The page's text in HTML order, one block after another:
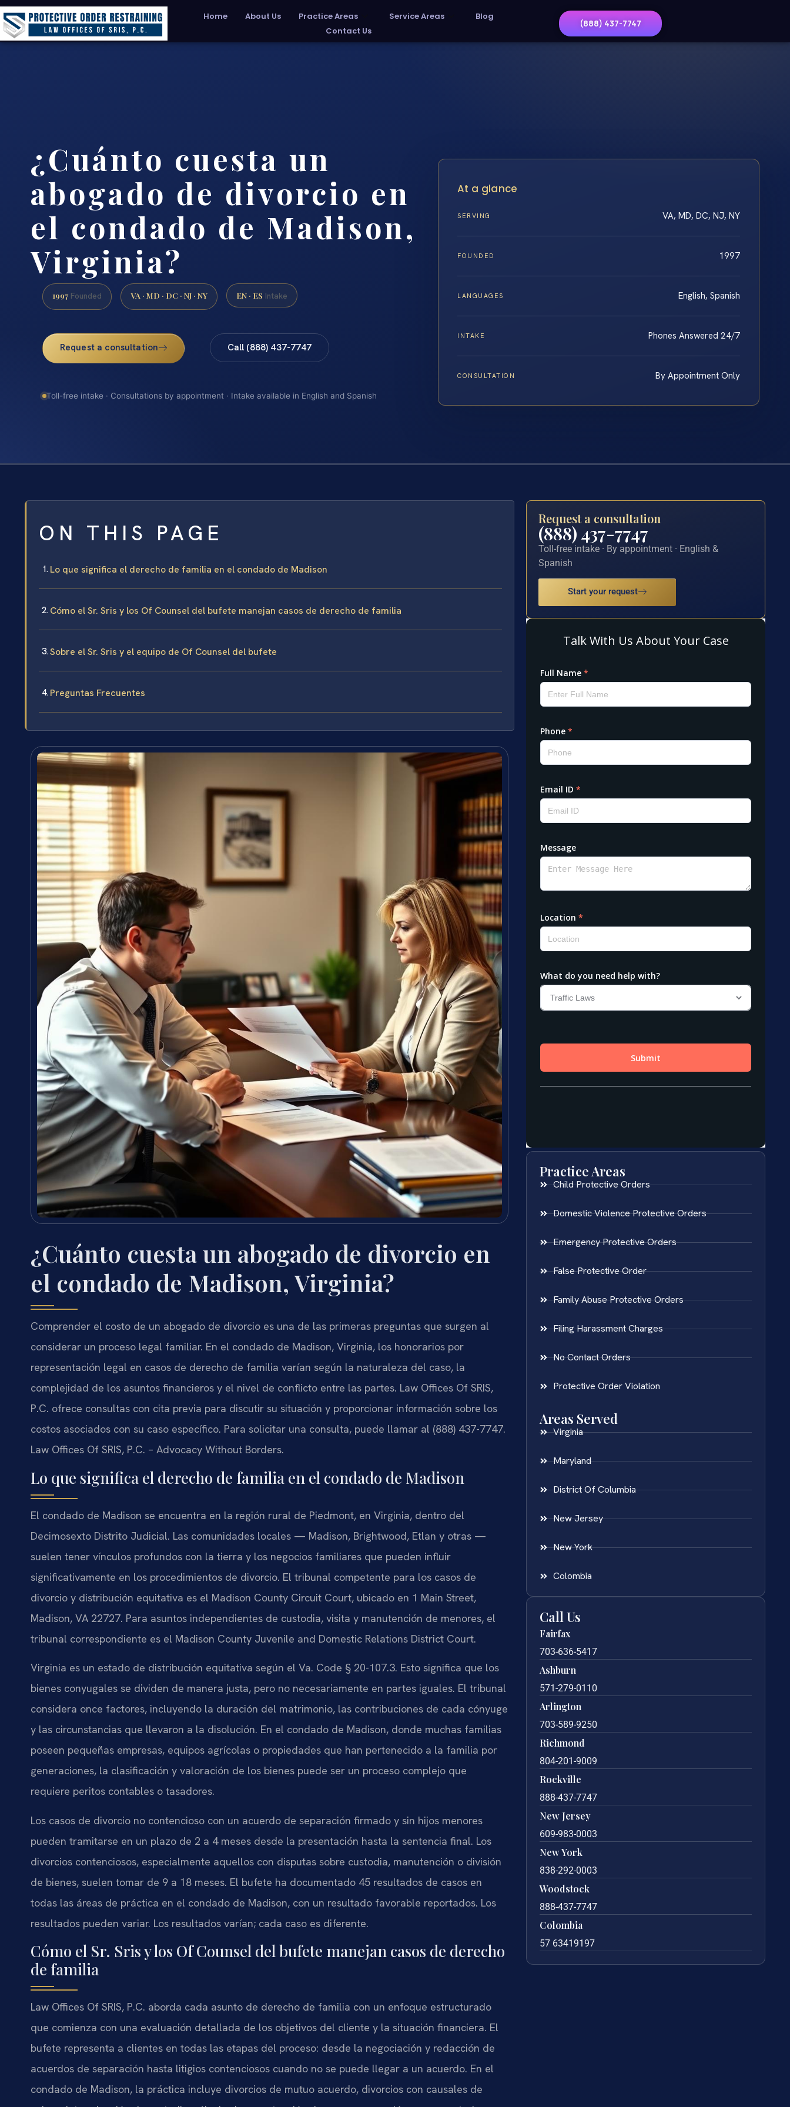
Home About Us Practice Areas Service Areas
Blog
Contact Us
(888) 437-7747
¿Cuánto cuesta un
abogado de divorcio en
el condado de Madison,
Virginia?
1997 Founded VA · MD · DC · NJ · NY EN · ES Intake
Request a consultation Call (888) 437-7747
Toll-free intake · Consultations by appointment · Intake available in English and Spanish
At a glance
SERVING VA, MD, DC, NJ, NY
FOUNDED 1997
LANGUAGES English, Spanish
INTAKE Phones Answered 24/7
CONSULTATION By Appointment Only
ON THIS PAGE
Lo que significa el derecho de familia en el condado de Madison
Cómo el Sr. Sris y los Of Counsel del bufete manejan casos de derecho de familia
Sobre el Sr. Sris y el equipo de Of Counsel del bufete
Preguntas Frecuentes
¿Cuánto cuesta un abogado de divorcio en
el condado de Madison, Virginia?
Comprender el costo de un abogado de divorcio es una de las primeras preguntas que surgen al
considerar un proceso legal familiar. En el condado de Madison, Virginia, los honorarios por
representación legal en casos de derecho de familia varían según la naturaleza del caso, la
complejidad de los asuntos financieros y el nivel de conflicto entre las partes. Law Offices Of SRIS,
P.C. ofrece consultas con cita previa para discutir su situación y proporcionar información sobre los
costos asociados con su caso específico. Para solicitar una consulta, puede llamar al (888) 437-7747.
Law Offices Of SRIS, P.C. – Advocacy Without Borders.
Lo que significa el derecho de familia en el condado de Madison
El condado de Madison se encuentra en la región rural de Piedmont, en Virginia, dentro del
Decimosexto Distrito Judicial. Las comunidades locales — Madison, Brightwood, Etlan y otras —
suelen tener vínculos profundos con la tierra y los negocios familiares que pueden influir
significativamente en los procedimientos de divorcio. El tribunal competente para los casos de
divorcio y distribución equitativa es el Madison County Circuit Court, ubicado en 1 Main Street,
Madison, VA 22727. Para asuntos independientes de custodia, visita y manutención de menores, el
tribunal correspondiente es el Madison County Juvenile and Domestic Relations District Court.
Virginia es un estado de distribución equitativa según el Va. Code § 20-107.3. Esto significa que los
bienes conyugales se dividen de manera justa, pero no necesariamente en partes iguales. El tribunal
considera once factores, incluyendo la duración del matrimonio, las contribuciones de cada cónyuge
y las circunstancias que llevaron a la disolución. En el condado de Madison, donde muchas familias
poseen pequeñas empresas, equipos agrícolas o propiedades que han pertenecido a la familia por
generaciones, la clasificación y valoración de los bienes puede ser un proceso complejo que
requiere peritos contables o tasadores.
Los casos de divorcio no contencioso con un acuerdo de separación firmado y sin hijos menores
pueden tramitarse en un plazo de 2 a 4 meses desde la presentación hasta la sentencia final. Los
divorcios contenciosos, especialmente aquellos con disputas sobre custodia, manutención o división
de bienes, suelen tomar de 9 a 18 meses. El bufete ha documentado 45 resultados de casos en
todas las áreas de práctica en el condado de Madison, con un resultado favorable reportados. Los
resultados pueden variar. Los resultados varían; cada caso es diferente.
Cómo el Sr. Sris y los Of Counsel del bufete manejan casos de derecho
de familia
Law Offices Of SRIS, P.C. aborda cada asunto de derecho de familia con un enfoque estructurado
que comienza con una evaluación detallada de los objetivos del cliente y la situación financiera. El
bufete representa a clientes en todas las etapas del proceso: desde la negociación y redacción de
acuerdos de separación hasta litigios contenciosos cuando no se puede llegar a un acuerdo. En el
condado de Madison, la práctica incluye divorcios de mutuo acuerdo, divorcios con causales de
Request a consultation
(888) 437-7747
Toll-free intake · By appointment · English &
Spanish
Start your request
Practice Areas
Child Protective Orders
Domestic Violence Protective Orders
Emergency Protective Orders
False Protective Order
Family Abuse Protective Orders
Filing Harassment Charges
No Contact Orders
Protective Order Violation
Areas Served
Virginia
Maryland
District Of Columbia
New Jersey
New York
Colombia
Call Us
Fairfax
703-636-5417
Ashburn
571-279-0110
Arlington
703-589-9250
Richmond
804-201-9009
Rockville
888-437-7747
New Jersey
609-983-0003
New York
838-292-0003
Woodstock
888-437-7747
Colombia
57 63419197